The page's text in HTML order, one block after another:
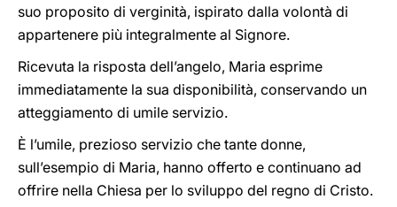
suo proposito di verginità, ispirato dalla volontà di
appartenere più integralmente al Signore.
Ricevuta la risposta dell’angelo, Maria esprime
immediatamente la sua disponibilità, conservando un
atteggiamento di umile servizio.
È l’umile, prezioso servizio che tante donne,
sull’esempio di Maria, hanno offerto e continuano ad
offrire nella Chiesa per lo sviluppo del regno di Cristo.